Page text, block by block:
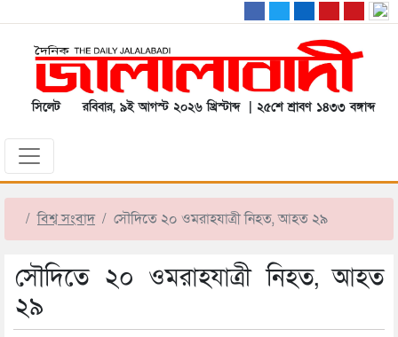
সিলেট রবিবার, ৯ই আগস্ট ২০২৬ খ্রিস্টাব্দ | ২৫শে শ্রাবণ ১৪৩৩ বঙ্গাব্দ
বিশ্ব সংবাদ সৌদিতে ২০ ওমরাহযাত্রী নিহত, আহত ২৯
সৌদিতে ২০ ওমরাহযাত্রী নিহত, আহত
২৯